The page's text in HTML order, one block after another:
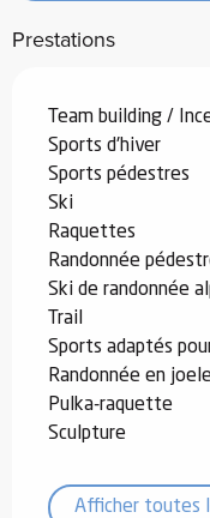
Prestations
Team building /
Sports d'hiver
Sports pédestres
Ski
Raquettes
Randonnée
Ski de randonnée
Trail
Sports adaptés
Randonnée en
Pulka-raquette
Sculpture
Afficher toutes